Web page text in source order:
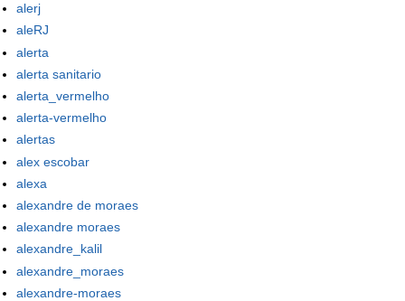
alerj
aleRJ
alerta
alerta sanitario
alerta_vermelho
alerta-vermelho
alertas
alex escobar
alexa
alexandre de moraes
alexandre moraes
alexandre_kalil
alexandre_moraes
alexandre-moraes